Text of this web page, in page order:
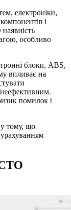
електроніки,
і
особливо
блоки, ABS,
впливає на
помилок і
у тому, що
СТО